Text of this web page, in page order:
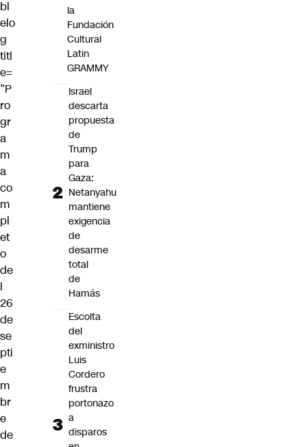
bl
elo
g
titl
e=
”P
ro
gr
a
m
a
co
m
pl
et
o
de
l
26
de
se
pti
e
m
br
e
de
la
Fundación
Cultural
Latin
GRAMMY
Israel
descarta
propuesta
de
Trump
para
Gaza:
Netanyahu
mantiene
exigencia
de
desarme
total
de
Hamás
Escolta
del
exministro
Luis
Cordero
frustra
portonazo
a
disparos